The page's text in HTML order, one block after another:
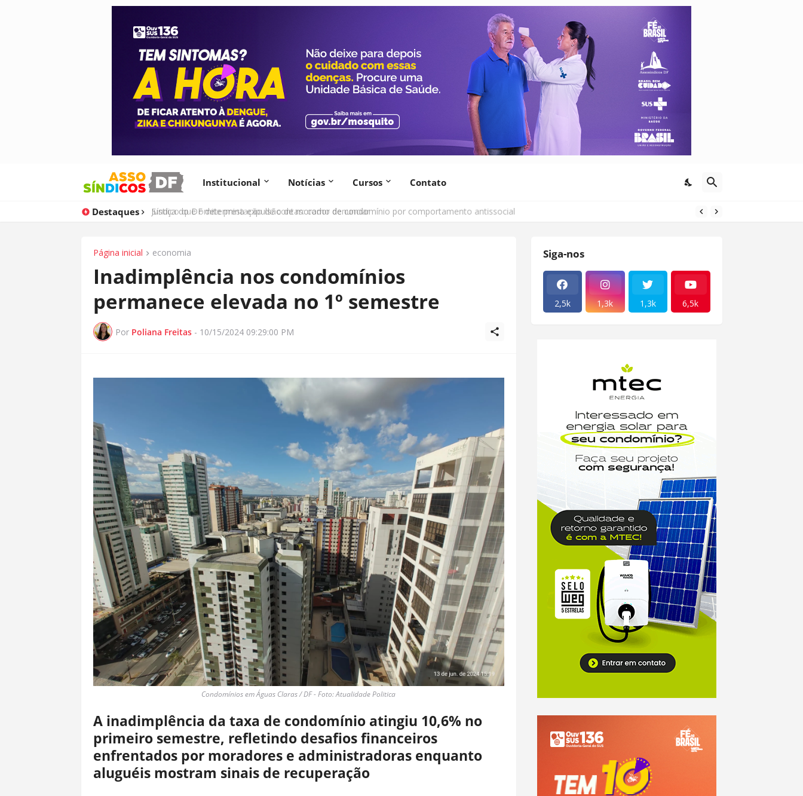
Institucional Notícias Cursos Contato
Destaques Justiça do DF determina expulsão de morador de condomínio por comportamento antissocial
Página inicial economia
Inadimplência nos condomínios
permanece elevada no 1º semestre
Por Poliana Freitas - 10/15/2024 09:29:00 PM
Condomínios em Águas Claras / DF - Foto: Atualidade Politica
A inadimplência da taxa de condomínio atingiu 10,6% no
primeiro semestre, refletindo desafios financeiros
enfrentados por moradores e administradoras enquanto
aluguéis mostram sinais de recuperação
Siga-nos
2,5k 1,3k 1,3k 6,5k